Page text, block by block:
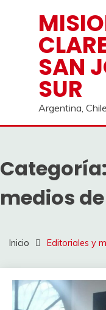
contenido
SAN
SUR
Argentina,
Categoría:
medios
Inicio Editoriales y